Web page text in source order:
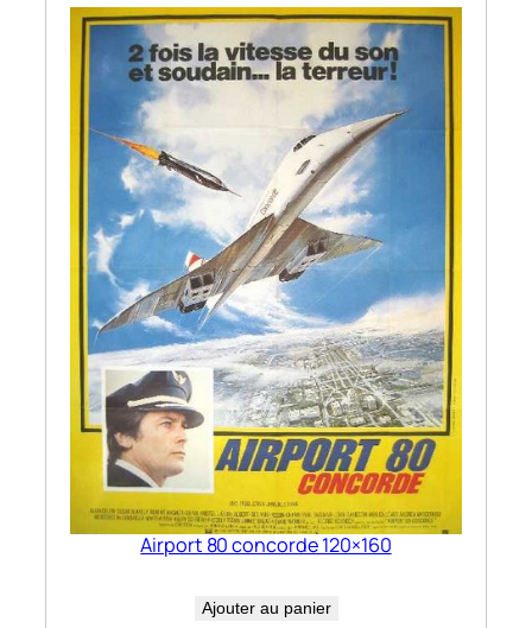
Airport 80 concorde 120×160
Ajouter au panier